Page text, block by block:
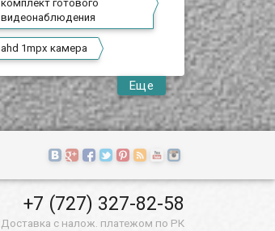
комплект готового
видеонаблюдения
ahd 1mpx камера
Еще
+7 (727) 327-82-58
Доставка с налож. платежом по РК